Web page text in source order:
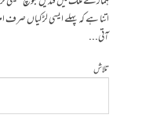
اتنا ہے کہ پہلے ایسی لڑکیاں صرف
آتی...
تلاش